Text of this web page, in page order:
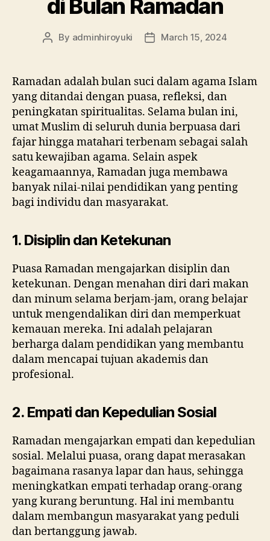
di Bulan Ramadan
By adminhiroyuki March 15, 2024
Ramadan adalah bulan suci dalam agama Islam
yang ditandai dengan puasa, refleksi, dan
peningkatan spiritualitas. Selama bulan ini,
umat Muslim di seluruh dunia berpuasa dari
fajar hingga matahari terbenam sebagai salah
satu kewajiban agama. Selain aspek
keagamaannya, Ramadan juga membawa
banyak nilai-nilai pendidikan yang penting
bagi individu dan masyarakat.
1. Disiplin dan Ketekunan
Puasa Ramadan mengajarkan disiplin dan
ketekunan. Dengan menahan diri dari makan
dan minum selama berjam-jam, orang belajar
untuk mengendalikan diri dan memperkuat
kemauan mereka. Ini adalah pelajaran
berharga dalam pendidikan yang membantu
dalam mencapai tujuan akademis dan
profesional.
2. Empati dan Kepedulian Sosial
Ramadan mengajarkan empati dan kepedulian
sosial. Melalui puasa, orang dapat merasakan
bagaimana rasanya lapar dan haus, sehingga
meningkatkan empati terhadap orang-orang
yang kurang beruntung. Hal ini membantu
dalam membangun masyarakat yang peduli
dan bertanggung jawab.